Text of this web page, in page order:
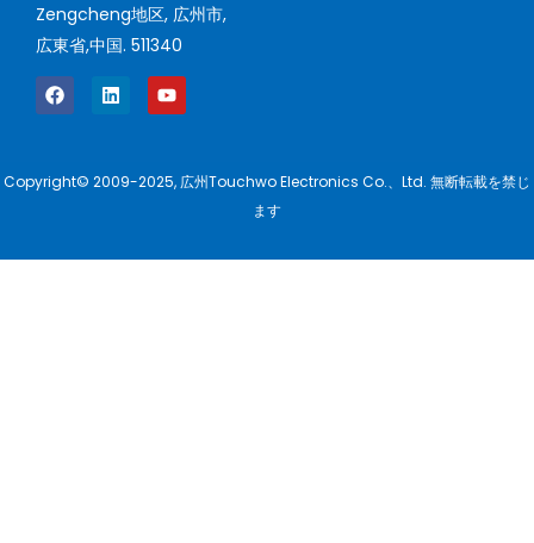
Zengcheng地区, 広州市,
広東省,中国. 511340
Copyright© 2009-2025, 広州Touchwo Electronics Co.、Ltd. 無断転載を禁じ
ます